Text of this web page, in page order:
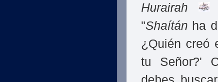
Hurairah
"Shaítán ha
¿Quién creó
tu Señor?'